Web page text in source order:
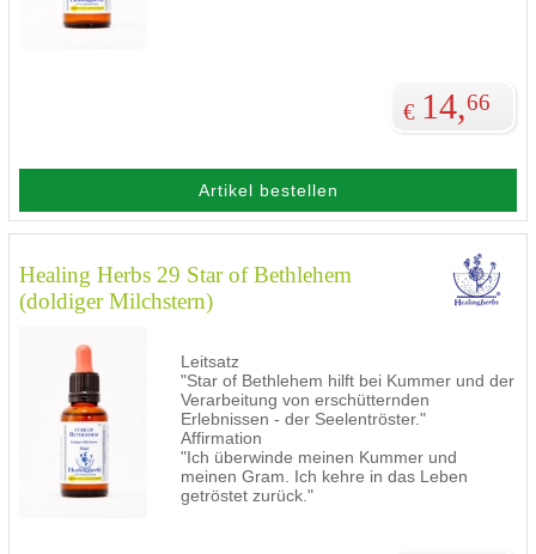
€ 14,66
Artikel bestellen
Healing Herbs 29 Star of Bethlehem
(doldiger Milchstern)
Leitsatz
"Star of Bethlehem hilft bei Kummer und der
Verarbeitung von erschütternden
Erlebnissen - der Seelentröster."
Affirmation
"Ich überwinde meinen Kummer und
meinen Gram. Ich kehre in das Leben
getröstet zurück."